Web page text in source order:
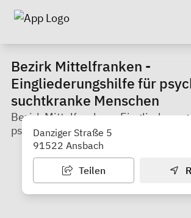
Bezirk Mittelfranken -
Eingliederungshilfe für
suchtkranke Menschen
Bezirk Mittelfranken -
psychisch und suchtkranke Menschen
Danziger Straße 5
91522 Ansbach
Teilen